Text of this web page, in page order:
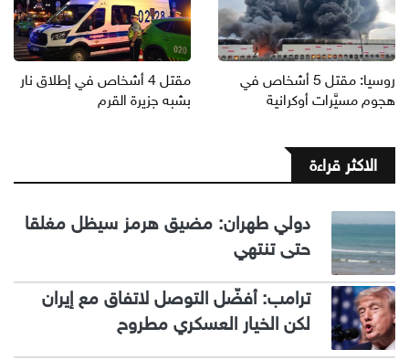
روسيا: مقتل 5 أشخاص في
هجوم مسيَّرات أوكرانية
مقتل 4 أشخاص في إطلاق نار
بشبه جزيرة القرم
الاكثر قراءة
دولي طهران: مضيق هرمز سيظل مغلقا
حتى تنتهي
ترامب: أفضّل التوصل لاتفاق مع إيران
لكن الخيار العسكري مطروح